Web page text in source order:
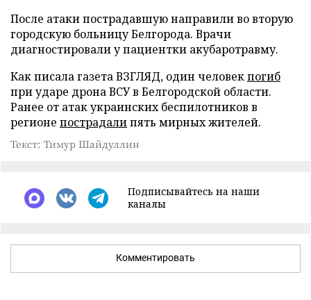
После атаки пострадавшую направили во вторую
городскую больницу Белгорода. Врачи
диагностировали у пациентки акубаротравму.
Как писала газета ВЗГЛЯД, один человекпогиб
при ударе дрона ВСУ в Белгородской области.
Ранее от атак украинских беспилотников в
регионе пострадалипять мирных жителей.
Текст: Тимур Шайдуллин
Подписывайтесь на наши
каналы
Комментировать